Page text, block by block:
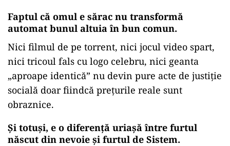
Faptul că omul e sărac nu transformă
automat bunul altuia în bun comun.
Nici filmul de pe torrent, nici jocul video spart,
nici tricoul fals cu logo celebru, nici geanta
„aproape identică” nu devin pure acte de justiție
socială doar fiindcă prețurile reale sunt
obraznice.
Și totuși, e o diferență uriașă între furtul
născut din nevoie și furtul de Sistem.